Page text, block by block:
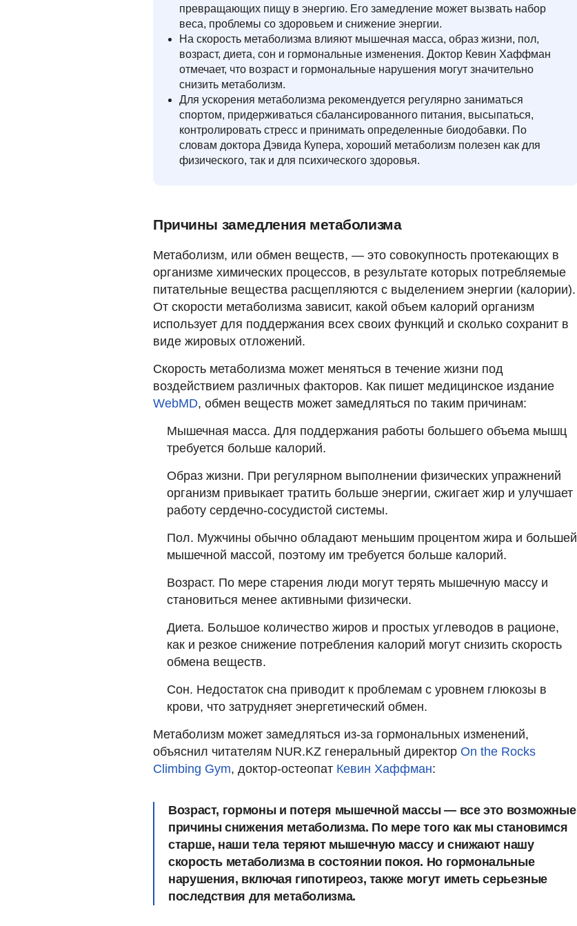
превращающих пищу в энергию. Его замедление может вызвать набор
веса, проблемы со здоровьем и снижение энергии.
На скорость метаболизма влияют мышечная масса, образ жизни, пол,
возраст, диета, сон и гормональные изменения. Доктор Кевин Хаффман
отмечает, что возраст и гормональные нарушения могут значительно
снизить метаболизм.
Для ускорения метаболизма рекомендуется регулярно заниматься
спортом, придерживаться сбалансированного питания, высыпаться,
контролировать стресс и принимать определенные биодобавки. По
словам доктора Дэвида Купера, хороший метаболизм полезен как для
физического, так и для психического здоровья.
Причины замедления метаболизма
Метаболизм, или обмен веществ, — это совокупность протекающих в
организме химических процессов, в результате которых потребляемые
питательные вещества расщепляются с выделением энергии (калории).
От скорости метаболизма зависит, какой объем калорий организм
использует для поддержания всех своих функций и сколько сохранит в
виде жировых отложений.
Скорость метаболизма может меняться в течение жизни под
воздействием различных факторов. Как пишет медицинское издание
WebMD, обмен веществ может замедляться по таким причинам:
Мышечная масса. Для поддержания работы большего объема мышц
требуется больше калорий.
Образ жизни. При регулярном выполнении физических упражнений
организм привыкает тратить больше энергии, сжигает жир и улучшает
работу сердечно-сосудистой системы.
Пол. Мужчины обычно обладают меньшим процентом жира и большей
мышечной массой, поэтому им требуется больше калорий.
Возраст. По мере старения люди могут терять мышечную массу и
становиться менее активными физически.
Диета. Большое количество жиров и простых углеводов в рационе,
как и резкое снижение потребления калорий могут снизить скорость
обмена веществ.
Сон. Недостаток сна приводит к проблемам с уровнем глюкозы в
крови, что затрудняет энергетический обмен.
Метаболизм может замедляться из-за гормональных изменений,
объяснил читателям NUR.KZ генеральный директор On the Rocks
Climbing Gym, доктор-остеопат Кевин Хаффман:
Возраст, гормоны и потеря мышечной массы — все это возможные
причины снижения метаболизма. По мере того как мы становимся
старше, наши тела теряют мышечную массу и снижают нашу
скорость метаболизма в состоянии покоя. Но гормональные
нарушения, включая гипотиреоз, также могут иметь серьезные
последствия для метаболизма.